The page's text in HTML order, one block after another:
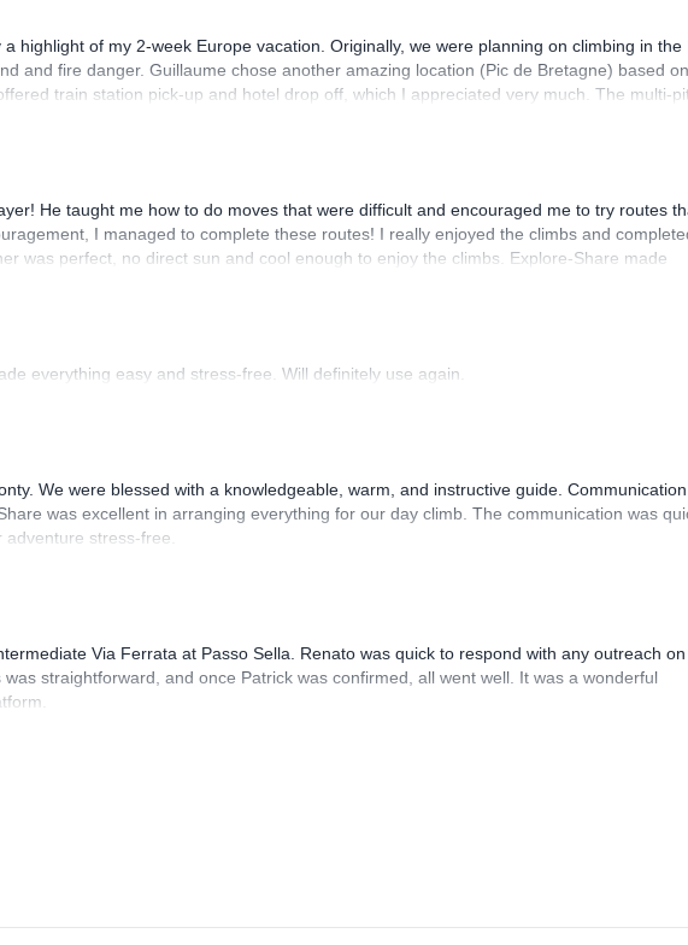
highlight of my 2-week Europe vacation. Originally, we were planning on climbing in the
and fire danger. Guillaume chose another amazing location (Pic de Bretagne) based
train station pick-up and hotel drop off, which I appreciated very much. The multi-
of challenge, which I thoroughly enjoyed. The communication from the team
He taught me how to do moves that were difficult and encouraged me to try routes
I managed to complete these routes! I really enjoyed the climbs and
was perfect, no direct sun and cool enough to enjoy the climbs. Explore-Share made
extremely easy. Luis, our guide, was fantastic, and the platform’s organization was
everything easy and stress-free. Will definitely use again.
We were blessed with a knowledgeable, warm, and instructive guide.
was excellent in arranging everything for our day climb. The communication was
stress-free.
Via Ferrata at Passo Sella. Renato was quick to respond with any outreach
straightforward, and once Patrick was confirmed, all went well. It was a wonderful